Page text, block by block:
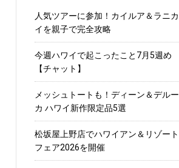
人気ツアーに参加！カイルア＆ラニカ
イを親子で完全攻略
今週ハワイで起こったこと7月5週め
【チャット】
メッシュトートも！ディーン＆デルー
カ ハワイ新作限定品5選
松坂屋上野店でハワイアン＆リゾート
フェア2026を開催